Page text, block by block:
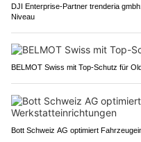
DJI Enterprise-Partner trenderia
Niveau
BELMOT Swiss mit Top-Schutz für
Bott Schweiz AG optimiert